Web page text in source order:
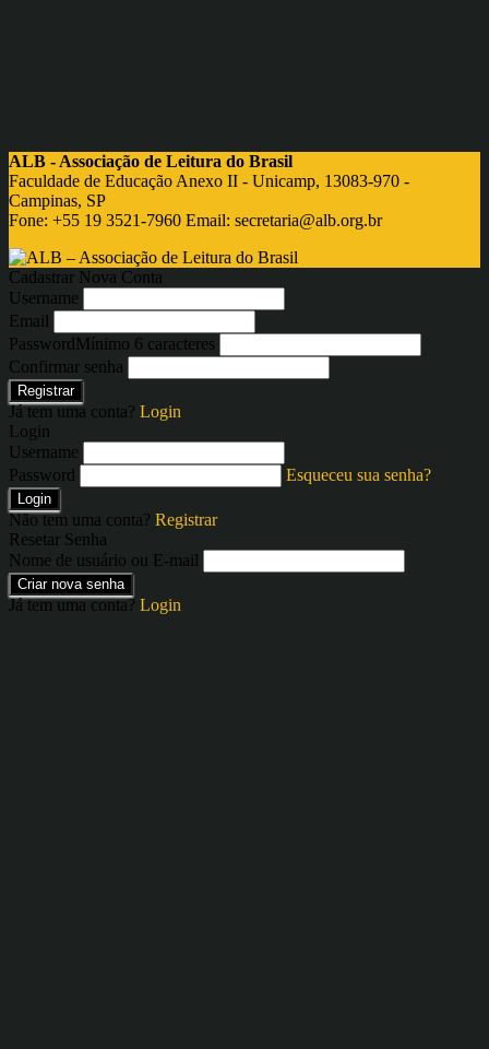
ALB - Associação de Leitura do Brasil
Faculdade de Educação Anexo II - Unicamp, 13083-970 -
Campinas, SP
Fone: +55 19 3521-7960 Email: secretaria@alb.org.br
Cadastrar Nova Conta
Username
Email
PasswordMínimo 6 caracteres
Confirmar senha
Registrar
Já tem uma conta? Login
Login
Username
Password
Esqueceu sua senha?
Login
Não tem uma conta? Registrar
Resetar Senha
Nome de usuário ou E-mail
Criar nova senha
Já tem uma conta? Login